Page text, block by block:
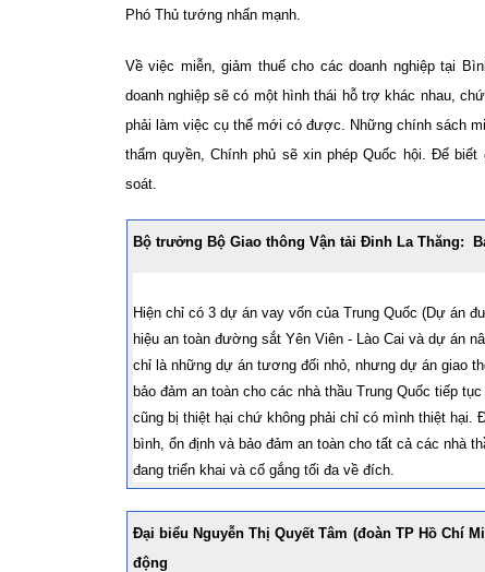
Phó Thủ tướng nhấn mạnh.
Về việc miễn, giảm thuế cho các doanh nghiệp tại
doanh nghiệp sẽ có một hình thái hỗ trợ khác nhau,
phải làm việc cụ thể mới có được. Những chính sách
thẩm quyền, Chính phủ sẽ xin phép Quốc hội. Để
soát.
Bộ trưởng Bộ Giao thông Vận tải Đinh La Thăng:
Hiện chỉ có 3 dự án vay vốn của Trung Quốc (Dự án
hiệu an toàn đường sắt Yên Viên - Lào Cai và dự án
chỉ là những dự án tương đối nhỏ, nhưng dự án giao
bảo đảm an toàn cho các nhà thầu Trung Quốc tiếp
cũng bị thiệt hại chứ không phải chỉ có mình thiệt hại.
bình, ổn định và bảo đảm an toàn cho tất cả các nhà
đang triển khai và cố gắng tối đa về đích.
Đại biểu Nguyễn Thị Quyết Tâm (đoàn TP Hồ Chí
động